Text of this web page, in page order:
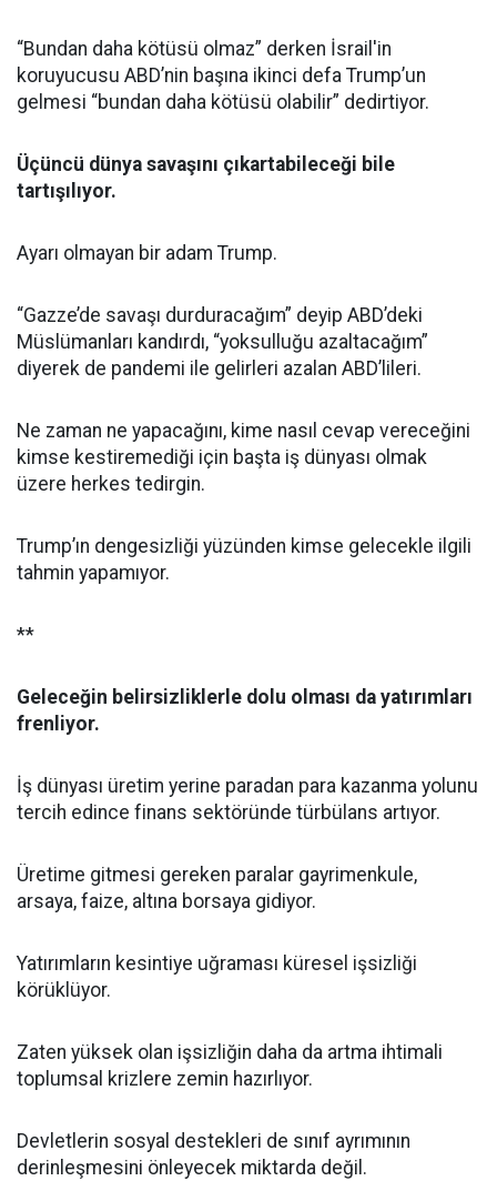
“Bundan daha kötüsü olmaz” derken İsrail'in
koruyucusu ABD’nin başına ikinci defa Trump’un
gelmesi “bundan daha kötüsü olabilir” dedirtiyor.
Üçüncü dünya savaşını çıkartabileceği bile
tartışılıyor.
Ayarı olmayan bir adam Trump.
“Gazze’de savaşı durduracağım” deyip ABD’deki
Müslümanları kandırdı, “yoksulluğu azaltacağım”
diyerek de pandemi ile gelirleri azalan ABD’lileri.
Ne zaman ne yapacağını, kime nasıl cevap vereceğini
kimse kestiremediği için başta iş dünyası olmak
üzere herkes tedirgin.
Trump’ın dengesizliği yüzünden kimse gelecekle ilgili
tahmin yapamıyor.
**
Geleceğin belirsizliklerle dolu olması da yatırımları
frenliyor.
İş dünyası üretim yerine paradan para kazanma yolunu
tercih edince finans sektöründe türbülans artıyor.
Üretime gitmesi gereken paralar gayrimenkule,
arsaya, faize, altına borsaya gidiyor.
Yatırımların kesintiye uğraması küresel işsizliği
körüklüyor.
Zaten yüksek olan işsizliğin daha da artma ihtimali
toplumsal krizlere zemin hazırlıyor.
Devletlerin sosyal destekleri de sınıf ayrımının
derinleşmesini önleyecek miktarda değil.